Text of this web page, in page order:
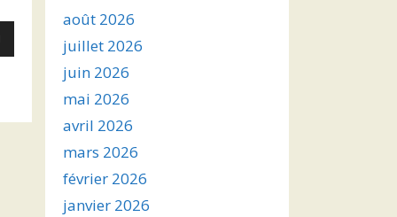
août 2026
juillet 2026
juin 2026
mai 2026
avril 2026
mars 2026
février 2026
janvier 2026